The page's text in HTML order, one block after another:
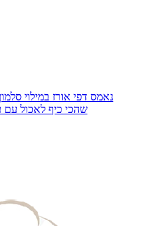
נאמס דפי אורז במילוי
שהכי כיף לאכול עם